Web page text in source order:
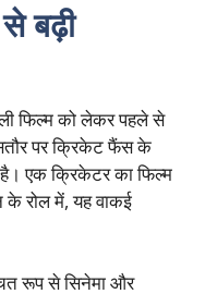
बढ़ी
फिल्म को लेकर पहले से
पर क्रिकेट फैंस के
एक क्रिकेटर का फिल्म
रोल में, यह वाकई
रूप से सिनेमा और